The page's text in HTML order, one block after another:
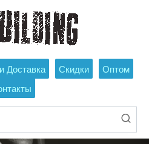
Доставка Скидки
Оптом